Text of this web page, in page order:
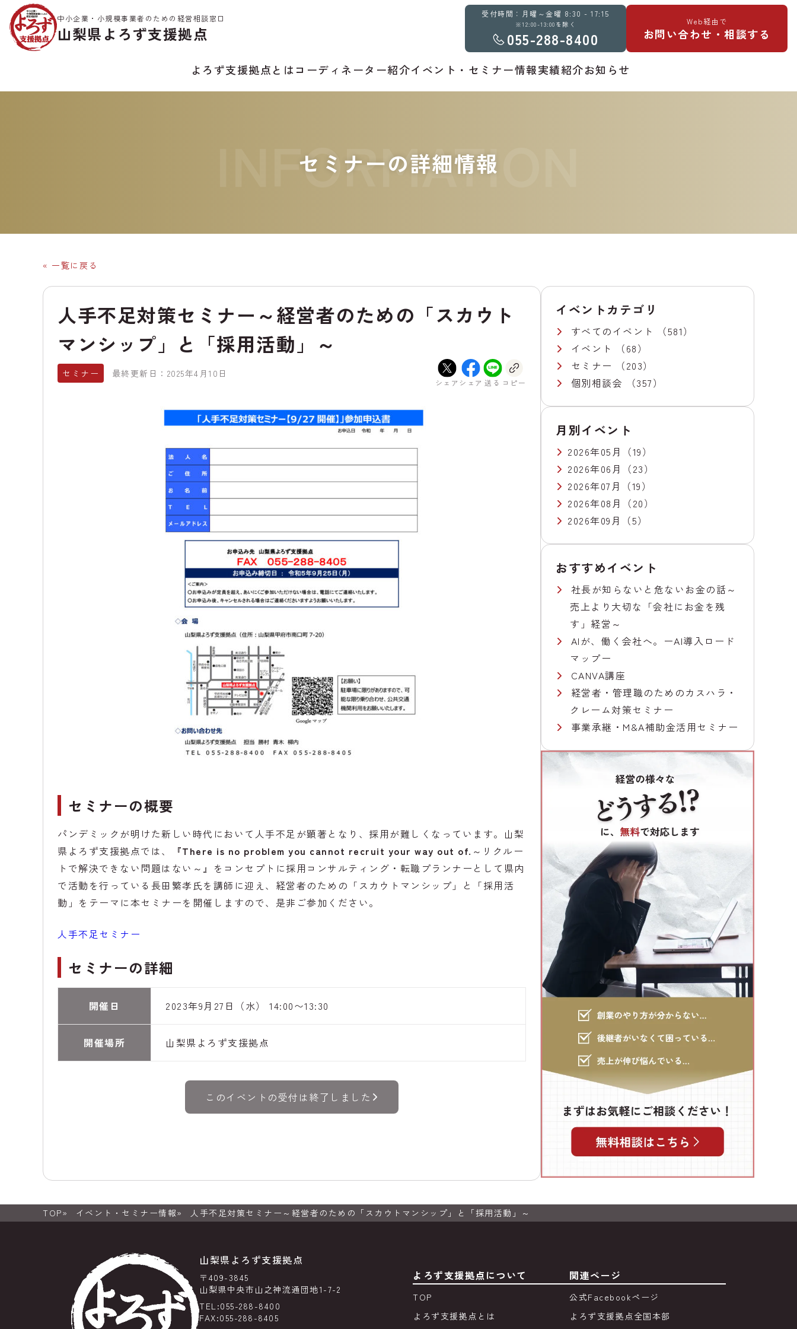
中小企業・小規模事業者のための経営相談窓口
山梨県よろず支援拠点
受付時間：月曜～金曜 8:30 - 17:15
※12:00-13:00を除く
055-288-8400
Web経由で
お問い合わせ・相談する
よろず支援拠点とはコーディネーター紹介イベント・セミナー情報実績紹介お知らせ
セミナーの詳細情報
INFORMATION
« 一覧に戻る
人手不足対策セミナー～経営者のための「スカウト
マンシップ」と「採用活動」～
セミナー 最終更新日：2025年4月10日
シェア シェア 送る コピー
セミナーの概要
パンデミックが明けた新しい時代において人手不足が顕著となり、採用が難しくなっています。山梨
県よろず支援拠点では、
『There is no problem you cannot recruit your way out of. ～リクルー
トで解決できない問題はない～』をコンセプトに採用コンサルティング・転職プランナーとして県内
で活動を行っている長田繁孝氏を講師に迎え、経営者のための「スカウトマンシップ」と「採用活
動」をテーマに本セミナーを開催しますので、是非ご参加ください。
人手不足セミナー
セミナーの詳細
開催日 2023年9月27日（水） 14:00〜13:30
開催場所 山梨県よろず支援拠点
このイベントの受付は終了しました
イベントカテゴリ
すべてのイベント
（581）
イベント
（68）
セミナー
（203）
個別相談会
（357）
月別イベント
2026年05月
（19）
2026年06月
（23）
2026年07月
（19）
2026年08月
（20）
2026年09月
（5）
おすすめイベント
社長が知らないと危ないお金の話～
売上より大切な「会社にお金を残
す」経営～
AIが、働く会社へ。ーAI導入ロード
マップー
CANVA講座
経営者・管理職のためのカスハラ・
クレーム対策セミナー
事業承継・M&A補助金活用セミナー
TOP イベント・セミナー情報 人手不足対策セミナー～経営者のための「スカウトマンシップ」と「採用活動」～
山梨県よろず支援拠点
〒409-3845
山梨県中央市山之神流通団地1-7-2
TEL:055-288-8400
FAX:055-288-8405
よろず支援拠点について
TOP
よろず支援拠点とは
関連ページ
公式Facebookページ
よろず支援拠点全国本部